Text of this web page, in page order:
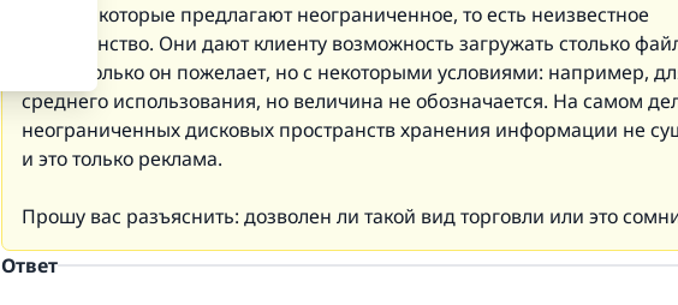
фирмы, которые предлагают неограниченное, то есть неизвестное
пространство. Они дают клиенту возможность загружать столько
сайт, сколько он пожелает, но с некоторыми условиями: например,
среднего использования, но величина не обозначается. На самом
неограниченных дисковых пространств хранения информации не
и это только реклама.
Прошу вас разъяснить: дозволен ли такой вид торговли или это
Ответ